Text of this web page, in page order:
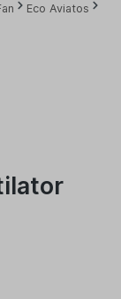
Eco Aviatos